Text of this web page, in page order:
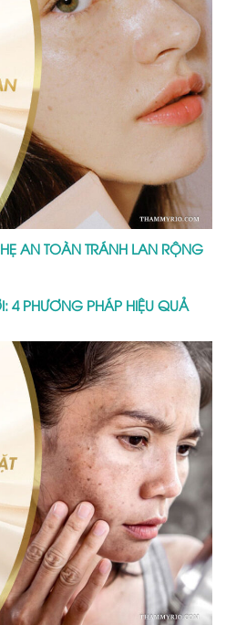
AN TOÀN TRÁNH LAN RỘNG
PHƯƠNG PHÁP HIỆU QUẢ